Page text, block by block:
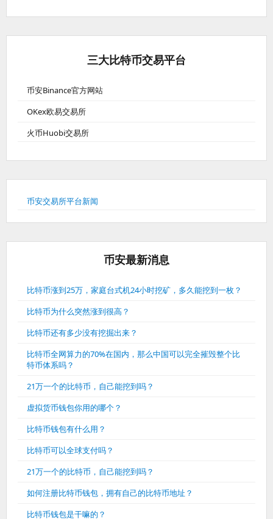
三大比特币交易平台
币安Binance官方网站
OKex欧易交易所
火币Huobi交易所
币安交易所平台新闻
币安最新消息
比特币涨到25万，家庭台式机24小时挖矿，多久能挖到一枚？
比特币为什么突然涨到很高？
比特币还有多少没有挖掘出来？
比特币全网算力的70%在国内，那么中国可以完全摧毁整个比
特币体系吗？
21万一个的比特币，自己能挖到吗？
虚拟货币钱包你用的哪个？
比特币钱包有什么用？
比特币可以全球支付吗？
21万一个的比特币，自己能挖到吗？
如何注册比特币钱包，拥有自己的比特币地址？
比特币钱包是干嘛的？